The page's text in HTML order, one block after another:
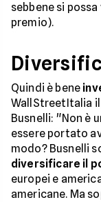
sebbene si
premio).
Quindi è bene
WallStreetItalia
Busnelli: "Non è
essere portato
modo? Busnelli
diversificare il
europei e
americane. Ma